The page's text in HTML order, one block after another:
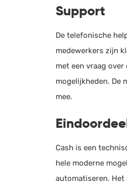
Support
De telefonische
medewerkers zijn
met een vraag
mogelijkheden. De
mee.
Cash is een
hele moderne
automatiseren.